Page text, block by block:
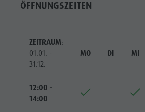
ÖFFNUNGSZEITEN
ZEITRAUM:
01.01. -
31.12.
MO DI MI
12:00 -
14:00